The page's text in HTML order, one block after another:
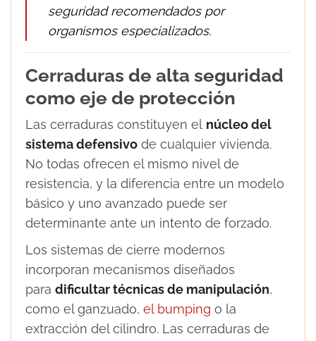
seguridad recomendados por
organismos especializados.
Cerraduras de alta seguridad
como eje de protección
Las cerraduras constituyen el núcleo del
sistema defensivo de cualquier vivienda.
No todas ofrecen el mismo nivel de
resistencia, y la diferencia entre un modelo
básico y uno avanzado puede ser
determinante ante un intento de forzado.
Los sistemas de cierre modernos
incorporan mecanismos diseñados
para dificultar técnicas de manipulación,
como el ganzuado, el bumping o la
extracción del cilindro. Las cerraduras de